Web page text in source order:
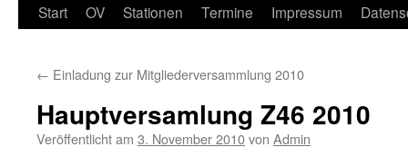
Start OV Stationen Termine Impressum
← Einladung zur Mitgliederversammlung 2010
Hauptversamlung Z46 2010
Veröffentlicht am 3. November 2010von Admin